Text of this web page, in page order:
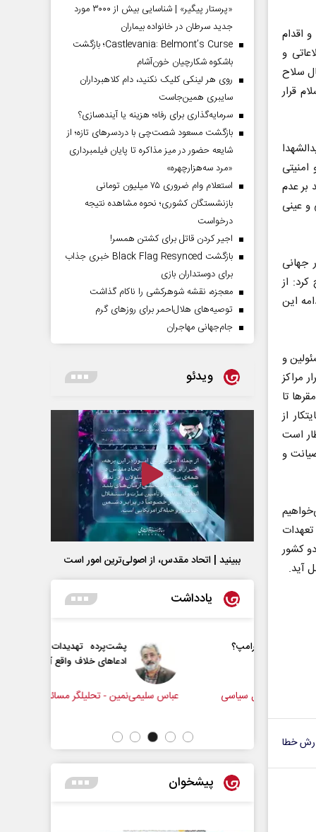
اقدام
و
سلاح
قرار
بر عدم
و عینی
جهانی
از
این
و
مراکز
تا
از
است
و
کشور
آید.
خطا
«پرستار پیگیر» | شناسایی بیش از ۳۰۰۰ مورد
جدید سرطان در خانواده بیماران
Castlevania: Belmont’s Curse؛ بازگشت
باشکوه شکارچیان خون‌آشام
روی هر لینکی کلیک نکنید، دام کلاهبرداران
سایبری همین‌جاست
سرمایه‌گذاری برای رفاه؛ هزینه یا آینده‌سازی؟
بازگشت مسعود شصت‌چی با دردسر‌های تازه؛ از
شایعه حضور در میز مذاکره تا پایان فیلمبرداری
«مرد سه‌هزارچهره»
استعلام وام ضروری ۷۵ میلیون تومانی
بازنشستگان کشوری؛ نحوه مشاهده نتیجه
درخواست
اجیر کردن قاتل برای کشتن همسر!
بازگشت Black Flag Resynced خبری جذاب
برای دوستداران بازی
معجزه، نقشه شوهرکشی را ناکام گذاشت
توصیه‌های هلال‌احمر برای روز‌های گرم
جام‌جهانی مهاجران
ویدئو
ببینید | اتحاد مقدس، از اصولی‌ترین امور است
یادداشت
پشت‌پرده تهدیدات کوتاه‏‌مدت و
ادعا‌های خلاف واقع آمریکا
عباس سلیمی‌نمین - تحلیلگر مسائل سیاسی
پیشخوان